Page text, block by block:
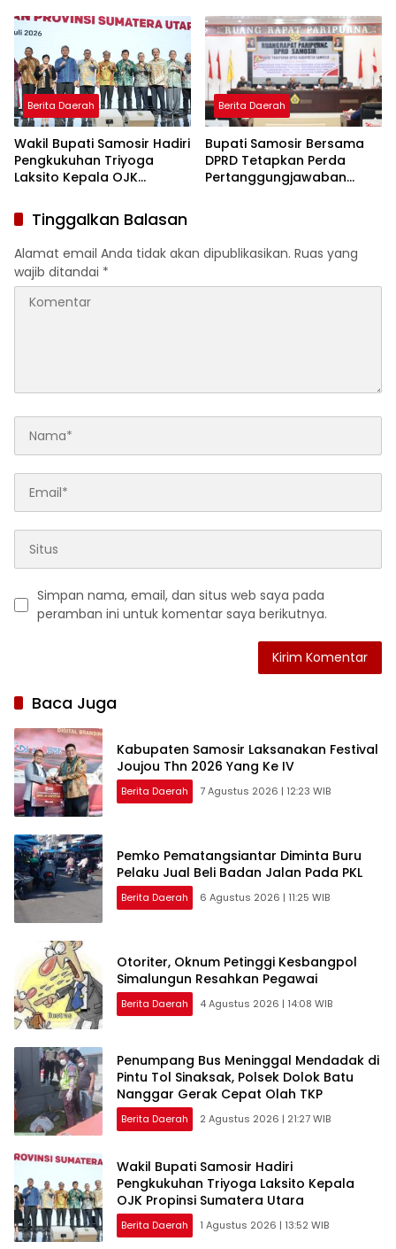
Cepat Olah TKP
Berita Daerah
Wakil Bupati Samosir Hadiri
Pengkukuhan Triyoga
Laksito Kepala OJK
Berita Daerah
Bupati Samosir Bersama
DPRD Tetapkan Perda
Pertanggungjawaban
Sampah Disetujui
Tinggalkan Balasan
Alamat email Anda tidak akan dipublikasikan. Ruas yang
wajib ditandai *
Simpan nama, email, dan situs web saya pada
peramban ini untuk komentar saya berikutnya.
Baca Juga
Kabupaten Samosir Laksanakan Festival
Joujou Thn 2026 Yang Ke IV
Berita Daerah 7 Agustus 2026 | 12:23 WIB
Pemko Pematangsiantar Diminta Buru
Pelaku Jual Beli Badan Jalan Pada PKL
Berita Daerah 6 Agustus 2026 | 11:25 WIB
Otoriter, Oknum Petinggi Kesbangpol
Simalungun Resahkan Pegawai
Berita Daerah 4 Agustus 2026 | 14:08 WIB
Penumpang Bus Meninggal Mendadak di
Pintu Tol Sinaksak, Polsek Dolok Batu
Nanggar Gerak Cepat Olah TKP
Berita Daerah 2 Agustus 2026 | 21:27 WIB
Wakil Bupati Samosir Hadiri
Pengkukuhan Triyoga Laksito Kepala
OJK Propinsi Sumatera Utara
Berita Daerah 1 Agustus 2026 | 13:52 WIB